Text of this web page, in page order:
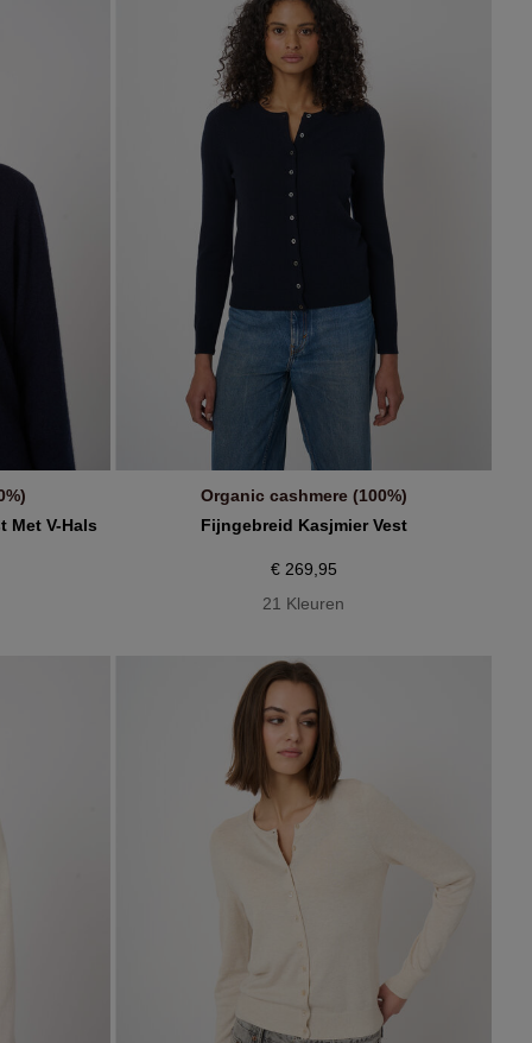
Met V-Hals
IN WINKELMANDJE
Organic cashmere (100%)
Fijngebreid Kasjmier Vest
€ 269,95
21 Kleuren